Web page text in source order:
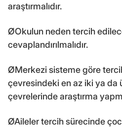
araştırmalıdır.
ØOkulun neden tercih
cevaplandırılmalıdır.
ØMerkezi sisteme göre
çevresindeki en az iki ya da
çevrelerinde araştırma
ØAileler tercih sürecinde